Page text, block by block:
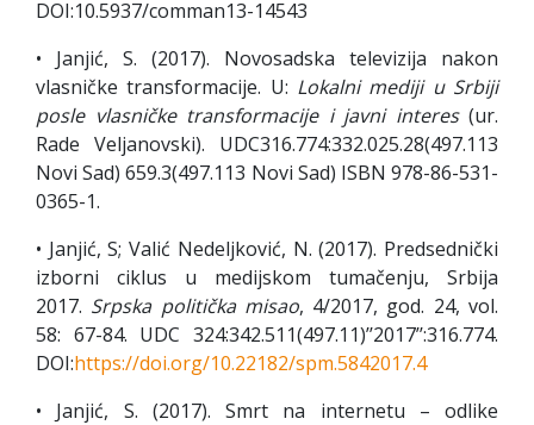
DOI:10.5937/comman13-14543
• Janjić, S. (2017). Novosadska televizija nakon
vlasničke transformacije. U: Lokalni mediji u Srbiji
posle vlasničke transformacije i javni interes(ur.
Rade Veljanovski). UDC316.774:332.025.28(497.113
Novi Sad) 659.3(497.113 Novi Sad) ISBN 978-86-531-
0365-1.
• Janjić, S; Valić Nedeljković, N. (2017). Predsednički
izborni ciklus u medijskom tumačenju, Srbija
2017. Srpska politička misao, 4/2017, god. 24, vol.
58: 67-84. UDC 324:342.511(497.11)’’2017’’:316.774.
DOI:https://doi.org/10.22182/spm.5842017.4
• Janjić, S. (2017). Smrt na internetu – odlike